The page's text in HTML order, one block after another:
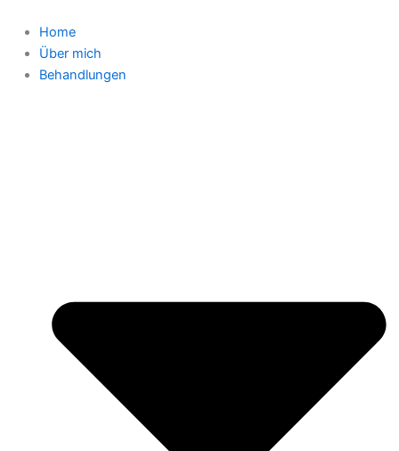
Inhalt
springen
Home
Über mich
Behandlungen